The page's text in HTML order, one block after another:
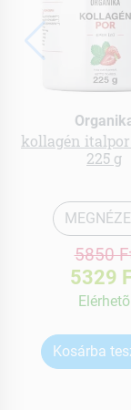
kollagén italpor
225 g
5850
5329
Elérhetõ
Kosárba